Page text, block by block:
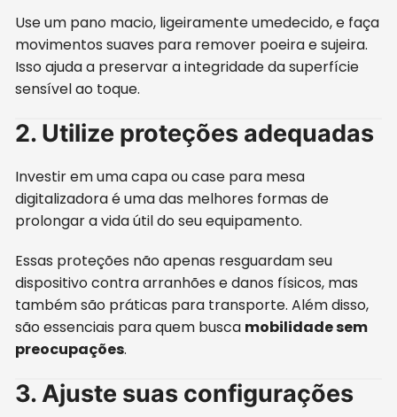
Use um pano macio, ligeiramente umedecido, e faça
movimentos suaves para remover poeira e sujeira.
Isso ajuda a preservar a integridade da superfície
sensível ao toque.
2. Utilize proteções adequadas
Investir em uma capa ou case para mesa
digitalizadora é uma das melhores formas de
prolongar a vida útil do seu equipamento.
Essas proteções não apenas resguardam seu
dispositivo contra arranhões e danos físicos, mas
também são práticas para transporte. Além disso,
são essenciais para quem busca mobilidade sem
preocupações.
3. Ajuste suas configurações